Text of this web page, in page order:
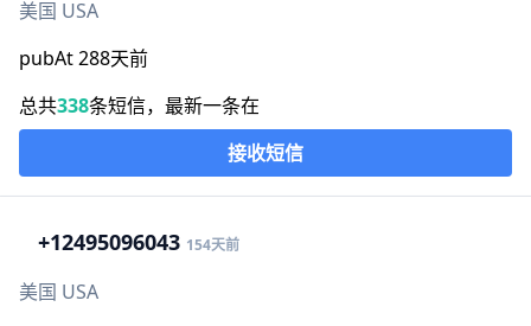
美国 USA
pubAt 288天前
总共338条短信，最新一条在
接收短信
+12495096043 154天前
美国 USA